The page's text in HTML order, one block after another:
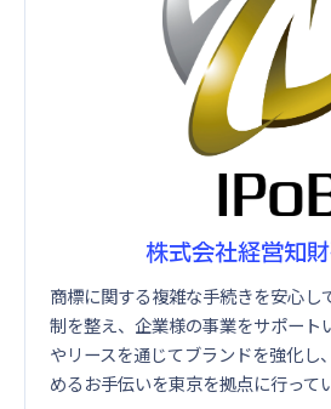
株式会社経営知
商標に関する複雑な手続きを安心し
制を整え、企業様の事業をサポート
やリースを通じてブランドを強化し
めるお手伝いを東京を拠点に行って